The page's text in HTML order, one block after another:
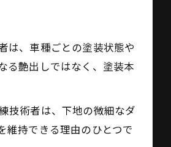
は、車種ごとの塗装状態や
る艶出しではなく、塗装本
技術者は、下地の微細なダ
維持できる理由のひとつで